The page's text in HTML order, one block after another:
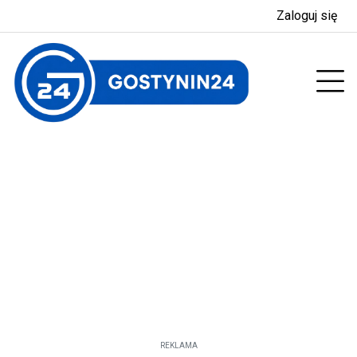
Zaloguj się
REKLAMA